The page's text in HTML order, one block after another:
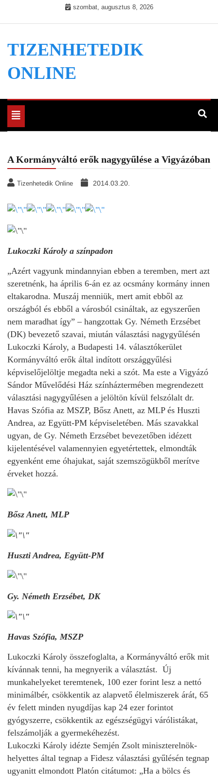
szombat, augusztus 8, 2026
TIZENHETEDIK
ONLINE
Toggle
navigation
A Kormányváltó erők nagygyűlése a Vigyázóban
Tizenhetedik Online 2014.03.20.
Lukoczki Károly a színpadon
„Azért vagyunk mindannyian ebben a teremben, mert azt
szeretnénk, ha április 6-án ez az ocsmány kormány innen
eltakarodna. Muszáj menniük, mert amit ebből az
országból és ebből a városból csináltak, az egyszerűen
nem maradhat így” – hangzottak Gy. Németh Erzsébet
(DK) bevezető szavai, miután választási nagygyűlésén
Lukoczki Károly, a Budapesti 14. választókerület
Kormányváltó erők által indított országgyűlési
képviselőjelöltje megadta neki a szót. Ma este a Vigyázó
Sándor Művelődési Ház színháztermében megrendezett
választási nagygyűlésen a jelöltön kívül felszólalt dr.
Havas Szófia az MSZP, Bősz Anett, az MLP és Huszti
Andrea, az Együtt-PM képviseletében. Más szavakkal
ugyan, de Gy. Németh Erzsébet bevezetőben idézett
kijelentésével valamennyien egyetértettek, elmondták
egyenként eme óhajukat, saját szemszögükből merítve
érveket hozzá.
Bősz Anett, MLP
Huszti Andrea, Együtt-PM
Gy. Németh Erzsébet, DK
Havas Szófia, MSZP
Lukoczki Károly összefoglalta, a Kormányváltó erők mit
kívánnak tenni, ha megnyerik a választást. Új
munkahelyeket teremtenek, 100 ezer forint lesz a nettó
minimálbér, csökkentik az alapvető élelmiszerek árát, 65
év felett minden nyugdíjas kap 24 ezer forintot
gyógyszerre, csökkentik az egészségügyi várólistákat,
felszámolják a gyermekéhezést.
Lukoczki Károly idézte Semjén Zsolt miniszterelnök-
helyettes által tegnap a Fidesz választási gyűlésén tegnap
ugyanitt elmondott Platón citátumot: „Ha a bölcs és